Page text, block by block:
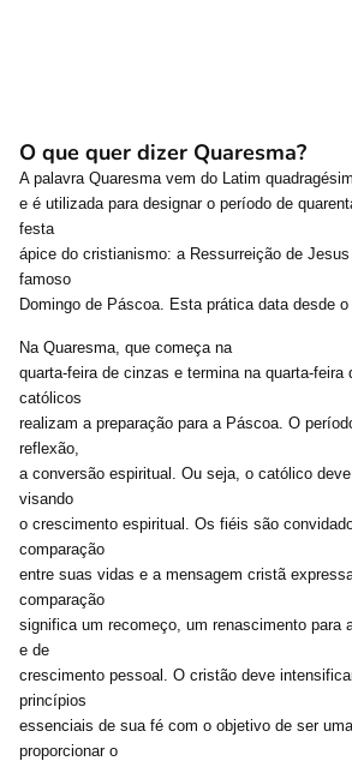
O que quer dizer Quaresma?
A palavra Quaresma vem do Latim
e é utilizada para designar o período de
festa
ápice do cristianismo: a Ressurreição de
famoso
Domingo de Páscoa. Esta prática data desde
Na Quaresma, que começa na
quarta-feira de cinzas e termina na quarta-feira
católicos
realizam a preparação para a Páscoa. O
reflexão,
a conversão espiritual. Ou seja, o católico
visando
o crescimento espiritual. Os fiéis são
comparação
entre suas vidas e a mensagem cristã
comparação
significa um recomeço, um renascimento para
e de
crescimento pessoal. O cristão deve
princípios
essenciais de sua fé com o objetivo de ser
proporcionar o